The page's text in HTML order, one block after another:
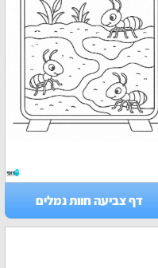
דף צביעה חוות נמלים